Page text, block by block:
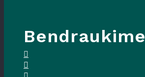
Bendraukime